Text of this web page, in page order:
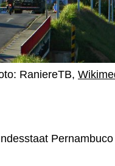
RaniereTB,